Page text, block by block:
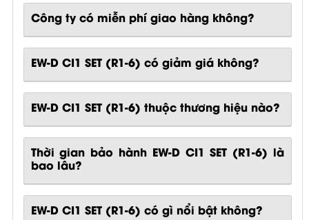
Công ty có miễn phí giao hàng không?
EW-D CI1 SET (R1-6) có giảm giá không?
EW-D CI1 SET (R1-6) thuộc thương hiệu nào?
Thời gian bảo hành EW-D CI1 SET (R1-6) là
bao lâu?
EW-D CI1 SET (R1-6) có gì nổi bật không?